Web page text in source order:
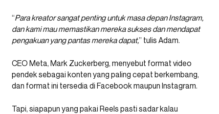
“Para kreator sangat penting untuk masa depan Instagram,
dan kami mau memastikan mereka sukses dan mendapat
pengakuan yang pantas mereka dapat,” tulis Adam.
CEO Meta, Mark Zuckerberg, menyebut format video
pendek sebagai konten yang paling cepat berkembang,
dan format ini tersedia di Facebook maupun Instagram.
Tapi, siapapun yang pakai Reels pasti sadar kalau